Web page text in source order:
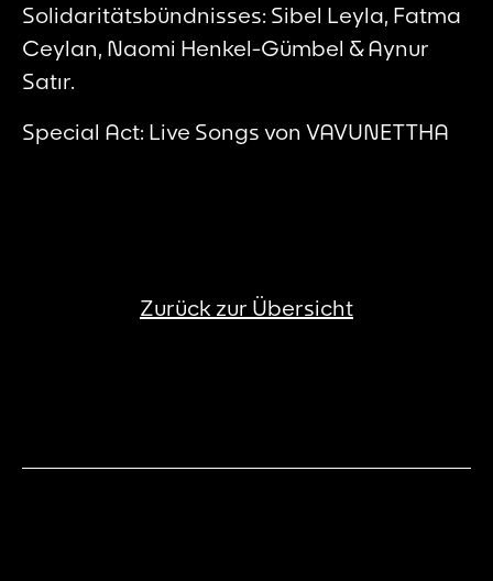
Solidaritätsbündnisses: Sibel Leyla, Fatma
Ceylan, Naomi Henkel-Gümbel & Aynur
Satır.
Special Act: Live Songs von VAVUNETTHA
Zurück zur Übersicht